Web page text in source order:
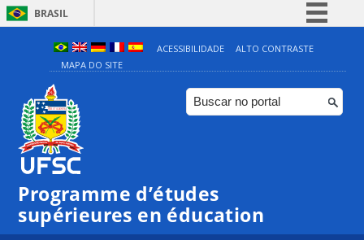
BRASIL
Simplifique!
Comunica BR
Participe
ACESSIBILIDADE
ALTO CONTRASTE
MAPA DO SITE
Programme d’études
supérieures en éducation